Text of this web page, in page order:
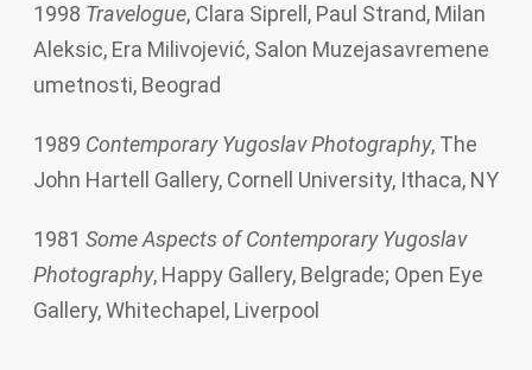
1998 Travelogue, Clara Siprell, Paul Strand, Milan
Aleksic, Era Milivojević, Salon Muzejasavremene
umetnosti, Beograd
1989 Contemporary Yugoslav Photography, The
John Hartell Gallery, Cornell University, Ithaca, NY
1981 Some Aspects of Contemporary Yugoslav
Photography, Happy Gallery, Belgrade; Open Eye
Gallery, Whitechapel, Liverpool